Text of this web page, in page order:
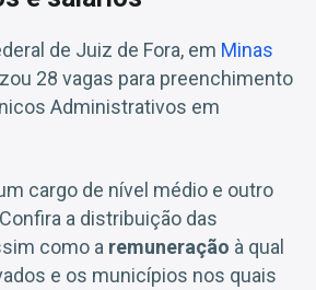
de Juiz de Fora, em Minas
28 vagas para preenchimento
Administrativos em
cargo de nível médio e outro
a distribuição das
como a remuneração à qual
e os municípios nos quais